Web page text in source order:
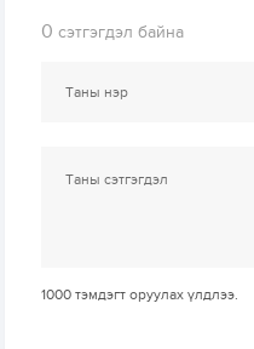
0 сэтгэгдэл байна
1000 тэмдэгт оруулах үлдлээ.